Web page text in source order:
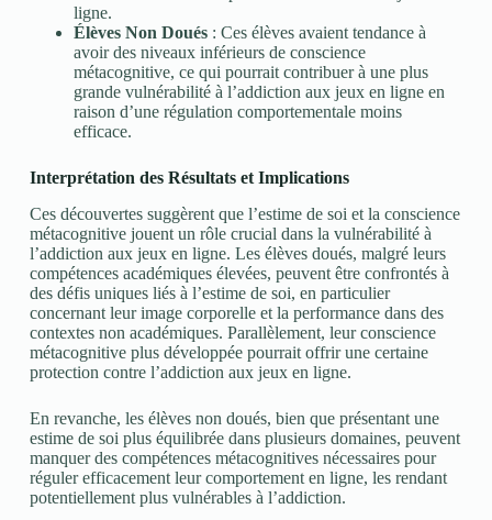
ligne.
Élèves Non Doués: Ces élèves avaient tendance à
avoir des niveaux inférieurs de conscience
métacognitive, ce qui pourrait contribuer à une plus
grande vulnérabilité à l’addiction aux jeux en ligne en
raison d’une régulation comportementale moins
efficace.
Interprétation des Résultats et Implications
Ces découvertes suggèrent que l’estime de soi et la conscience
métacognitive jouent un rôle crucial dans la vulnérabilité à
l’addiction aux jeux en ligne. Les élèves doués, malgré leurs
compétences académiques élevées, peuvent être confrontés à
des défis uniques liés à l’estime de soi, en particulier
concernant leur image corporelle et la performance dans des
contextes non académiques. Parallèlement, leur conscience
métacognitive plus développée pourrait offrir une certaine
protection contre l’addiction aux jeux en ligne.
En revanche, les élèves non doués, bien que présentant une
estime de soi plus équilibrée dans plusieurs domaines, peuvent
manquer des compétences métacognitives nécessaires pour
réguler efficacement leur comportement en ligne, les rendant
potentiellement plus vulnérables à l’addiction.